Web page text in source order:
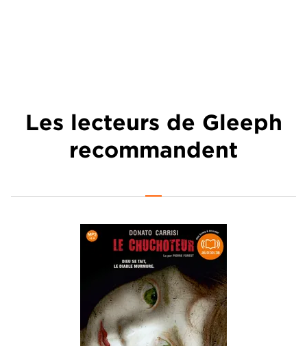
Les lecteurs de Gleeph
recommandent